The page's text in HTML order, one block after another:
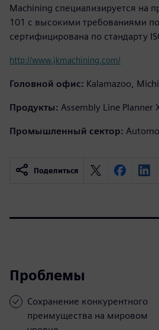
Machining специализируется на
101 с высокими требованиями
сертифицирована по стандарту
http://www.jkmachining.com/
Головной офис: Kalamazoo,
Продукты: Assembly Line Planner
Промышленный сектор:
Поделиться
Проблемы
Сохранение конкурентного
преимущества на мировом